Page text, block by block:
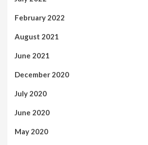
February 2022
August 2021
June 2021
December 2020
July 2020
June 2020
May 2020